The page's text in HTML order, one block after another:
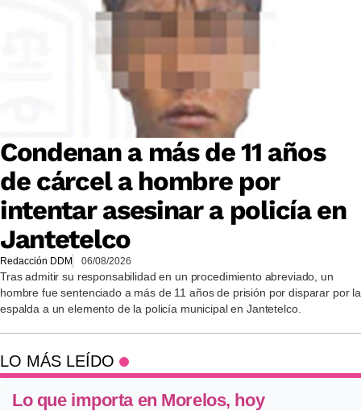
Condenan a más de 11 años
de cárcel a hombre por
intentar asesinar a policía en
Jantetelco
Redacción DDM 06/08/2026
Tras admitir su responsabilidad en un procedimiento abreviado, un
hombre fue sentenciado a más de 11 años de prisión por disparar por la
espalda a un elemento de la policía municipal en Jantetelco.
LO MÁS LEÍDO
Lo que importa en Morelos, hoy